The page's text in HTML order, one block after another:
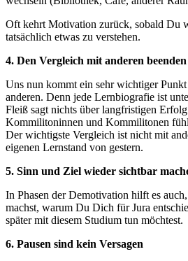
Oft kehrt Motivation zurück, sobald Du
tatsächlich etwas zu verstehen.
4. Den Vergleich mit anderen beenden
Uns nun kommt ein sehr wichtiger
anderen. Denn jede Lernbiografie ist
Fleiß sagt nichts über langfristigen
Kommilitoninnen und Kommilitonen
Der wichtigste Vergleich ist nicht mit
eigenen Lernstand von gestern.
5. Sinn und Ziel wieder sichtbar
In Phasen der Demotivation hilft es
machst, warum Du Dich für Jura
später mit diesem Studium tun möchtest.
6. Pausen sind kein Versagen